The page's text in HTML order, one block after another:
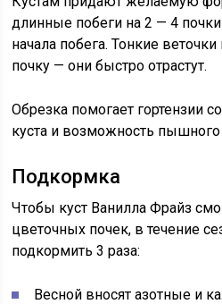
длинные побеги на 2 — 4 почки
начала побега. Тонкие
почку — они быстро отрастут.
Обрезка помогает гортензии
куста и возможность пышного
Подкормка
Чтобы куст Ванилла Фрайз
цветочных почек, в течение
подкормить 3 раза:
Весной вносят азотные и